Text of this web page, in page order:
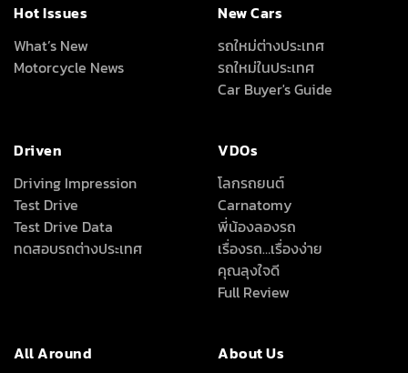
Hot Issues
What’s New
Motorcycle News
New Cars
รถใหม่ต่างประเทศ
รถใหม่ในประเทศ
Car Buyer's Guide
Driven
Driving Impression
Test Drive
Test Drive Data
ทดสอบรถต่างประเทศ
VDOs
โลกรถยนต์
Carnatomy
พี่น้องลองรถ
เรื่องรถ…เรื่องง่าย
คุณลุงใจดี
Full Review
All Around
About Us